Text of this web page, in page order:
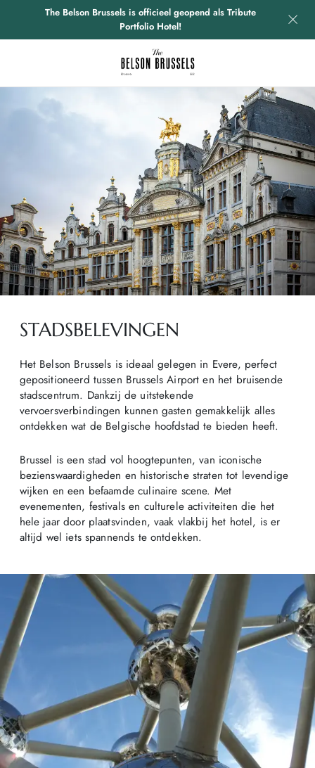
The Belson Brussels is officieel geopend als Tribute
Portfolio Hotel!
STADSBELEVINGEN
Het Belson Brussels is ideaal gelegen in Evere, perfect
gepositioneerd tussen Brussels Airport en het bruisende
stadscentrum. Dankzij de uitstekende
vervoersverbindingen kunnen gasten gemakkelijk alles
ontdekken wat de Belgische hoofdstad te bieden heeft.
Brussel is een stad vol hoogtepunten, van iconische
bezienswaardigheden en historische straten tot levendige
wijken en een befaamde culinaire scene. Met
evenementen, festivals en culturele activiteiten die het
hele jaar door plaatsvinden, vaak vlakbij het hotel, is er
altijd wel iets spannends te ontdekken.